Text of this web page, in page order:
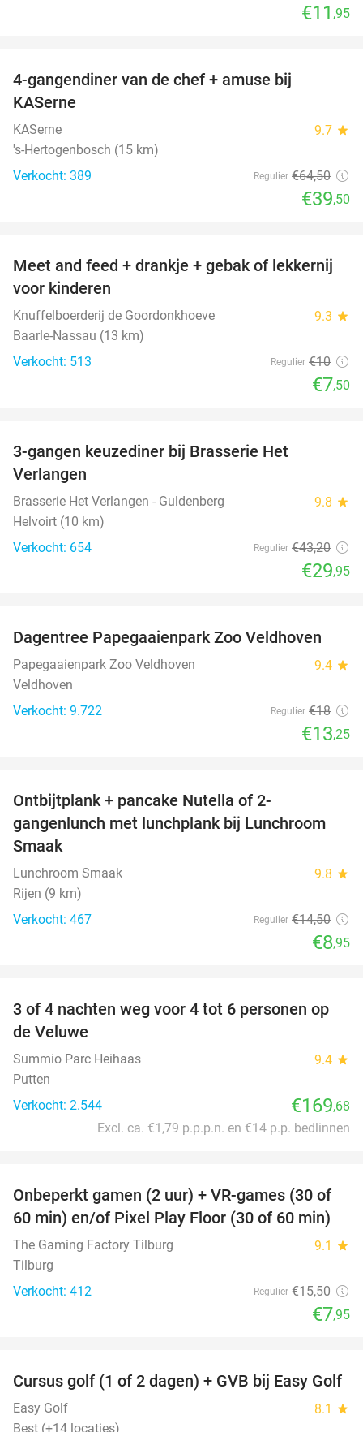
€11 ,95
4-gangendiner van de chef + amuse bij
KASerne
KASerne 9.7 star
's-Hertogenbosch (15 km)
Verkocht: 389
Regulier €64,50
€39,50
25%
Meet and feed + drankje + gebak of lekkernij
voor kinderen
Knuffelboerderij de Goordonkhoeve 9.3 star
Baarle-Nassau (13 km)
Verkocht: 513
Regulier €10
€7,50
3-gangen keuzediner bij Brasserie Het
Verlangen
Brasserie Het Verlangen - Guldenberg 9.8 star
Helvoirt (10 km)
Verkocht: 654
Regulier €43,20
€29,95
26%
Dagentree Papegaaienpark Zoo Veldhoven
Papegaaienpark Zoo Veldhoven 9.4 star
Veldhoven
Verkocht: 9.722
Regulier €18
€13,25
Ontbijtplank + pancake Nutella of 2-
gangenlunch met lunchplank bij Lunchroom
Smaak
Lunchroom Smaak 9.8 star
Rijen (9 km)
Verkocht: 467
Regulier €14,50
€8,95
3 of 4 nachten weg voor 4 tot 6 personen op
de Veluwe
Summio Parc Heihaas 9.4 star
Putten
Verkocht: 2.544
€169,68
Excl. ca. €1,79 p.p.p.n. en €14 p.p. bedlinnen
49%
Onbeperkt gamen (2 uur) + VR-games (30 of
60 min) en/of Pixel Play Floor (30 of 60 min)
The Gaming Factory Tilburg 9.1 star
Tilburg
Verkocht: 412
Regulier €15,50
€7,95
60%
Cursus golf (1 of 2 dagen) + GVB bij Easy Golf
Easy Golf 8.1 star
Best (+14 locaties)